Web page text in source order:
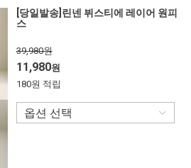
[당일발송]린넨 뷔스티에 레이어 원피
스
39,980원
11,980원
180원 적립